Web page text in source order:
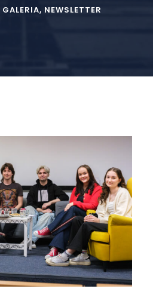
GALERIA, NEWSLETTER